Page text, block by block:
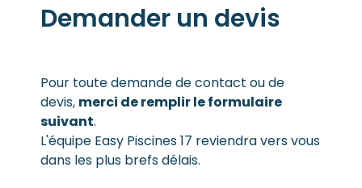
Demander un devis
Pour toute demande de contact ou de
devis, merci de remplir le formulaire
suivant.
L'équipe Easy Piscines 17 reviendra vers vous
dans les plus brefs délais.